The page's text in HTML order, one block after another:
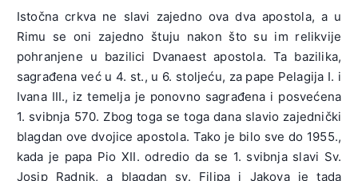
Istočna crkva ne slavi zajedno ova dva apostola, a u
Rimu se oni zajedno štuju nakon što su im relikvije
pohranjene u bazilici Dvanaest apostola. Ta bazilika,
sagrađena već u 4. st., u 6. stoljeću, za pape Pelagija I. i
Ivana III., iz temelja je ponovno sagrađena i posvećena
1. svibnja 570. Zbog toga se toga dana slavio zajednički
blagdan ove dvojice apostola. Tako je bilo sve do 1955.,
kada je papa Pio XII. odredio da se 1. svibnja slavi Sv.
Josip Radnik, a blagdan sv. Filipa i Jakova je tada